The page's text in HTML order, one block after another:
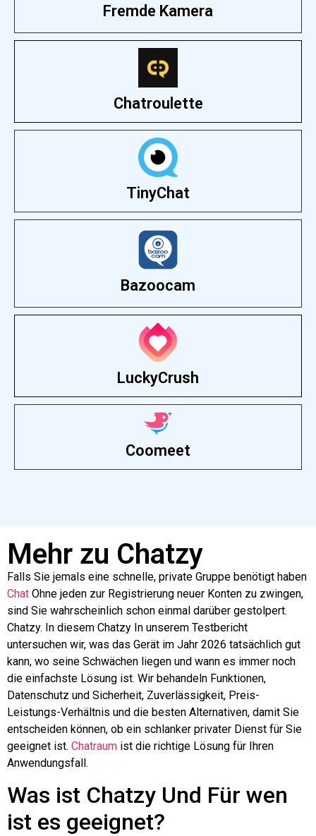
Fremde Kamera
Chatroulette
TinyChat
Bazoocam
LuckyCrush
Coomeet
Mehr zu Chatzy
Falls Sie jemals eine schnelle, private Gruppe benötigt haben
Chat Ohne jeden zur Registrierung neuer Konten zu zwingen,
sind Sie wahrscheinlich schon einmal darüber gestolpert.
Chatzy. In diesem Chatzy In unserem Testbericht
untersuchen wir, was das Gerät im Jahr 2026 tatsächlich gut
kann, wo seine Schwächen liegen und wann es immer noch
die einfachste Lösung ist. Wir behandeln Funktionen,
Datenschutz und Sicherheit, Zuverlässigkeit, Preis-
Leistungs-Verhältnis und die besten Alternativen, damit Sie
entscheiden können, ob ein schlanker privater Dienst für Sie
geeignet ist. Chatraum ist die richtige Lösung für Ihren
Anwendungsfall.
Was ist Chatzy Und Für wen
ist es geeignet?